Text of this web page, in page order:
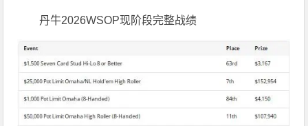
丹牛2026WSOP现阶段完整战绩